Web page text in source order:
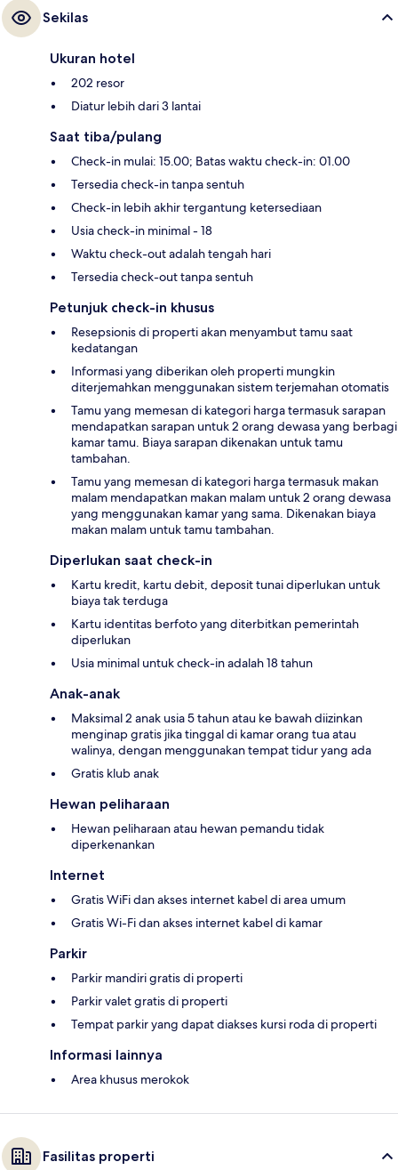
Sekilas
Ukuran hotel
202 resor
Diatur lebih dari 3 lantai
Saat tiba/pulang
Check-in mulai: 15.00; Batas waktu check-in: 01.00
Tersedia check-in tanpa sentuh
Check-in lebih akhir tergantung ketersediaan
Usia check-in minimal - 18
Waktu check-out adalah tengah hari
Tersedia check-out tanpa sentuh
Petunjuk check-in khusus
Resepsionis di properti akan menyambut tamu saat
kedatangan
Informasi yang diberikan oleh properti mungkin
diterjemahkan menggunakan sistem terjemahan otomatis
Tamu yang memesan di kategori harga termasuk sarapan
mendapatkan sarapan untuk 2 orang dewasa yang berbagi
kamar tamu. Biaya sarapan dikenakan untuk tamu
tambahan.
Tamu yang memesan di kategori harga termasuk makan
malam mendapatkan makan malam untuk 2 orang dewasa
yang menggunakan kamar yang sama. Dikenakan biaya
makan malam untuk tamu tambahan.
Diperlukan saat check-in
Kartu kredit, kartu debit, deposit tunai diperlukan untuk
biaya tak terduga
Kartu identitas berfoto yang diterbitkan pemerintah
diperlukan
Usia minimal untuk check-in adalah 18 tahun
Anak-anak
Maksimal 2 anak usia 5 tahun atau ke bawah diizinkan
menginap gratis jika tinggal di kamar orang tua atau
walinya, dengan menggunakan tempat tidur yang ada
Gratis klub anak
Hewan peliharaan
Hewan peliharaan atau hewan pemandu tidak
diperkenankan
Internet
Gratis WiFi dan akses internet kabel di area umum
Gratis Wi-Fi dan akses internet kabel di kamar
Parkir
Parkir mandiri gratis di properti
Parkir valet gratis di properti
Tempat parkir yang dapat diakses kursi roda di properti
Informasi lainnya
Area khusus merokok
Fasilitas properti